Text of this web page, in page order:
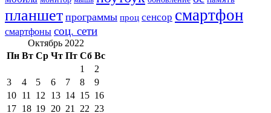
планшет программы проц сенсор смартфон
смартфоны соц. сети
Октябрь 2022
Пн Вт Ср Чт Пт Сб Вс
1
2
3
4 5 6 7 8
9
10 11 12 13 14 15 16
17 18 19 20 21 22 23